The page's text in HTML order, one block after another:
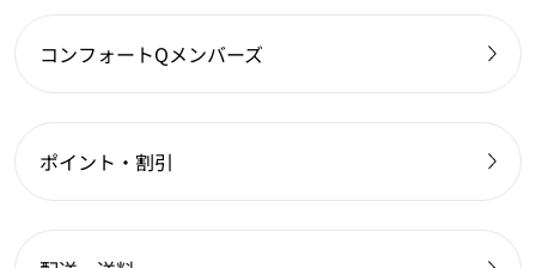
コンフォートQメンバーズ
ポイント・割引